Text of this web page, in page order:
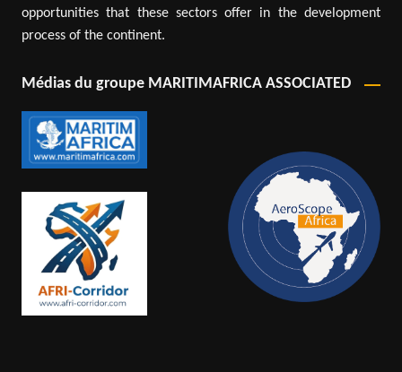
opportunities that these sectors offer in the development
process of the continent.
Médias du groupe MARITIMAFRICA ASSOCIATED